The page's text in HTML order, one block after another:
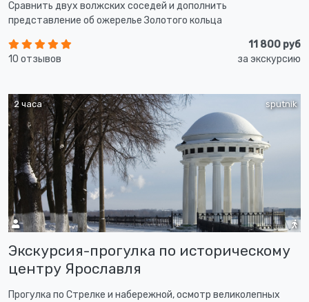
Сравнить двух волжских соседей и дополнить
представление об ожерелье Золотого кольца
10 отзывов
11 800 руб
за экскурсию
sputnik
2 часа
Экскурсия-прогулка по историческому
центру Ярославля
Прогулка по Стрелке и набережной, осмотр великолепных